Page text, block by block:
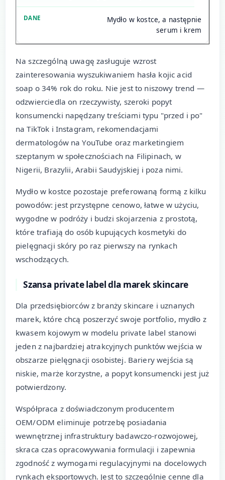
Mydło w kostce, a następnie
serum i krem
Na szczególną uwagę zasługuje wzrost
zainteresowania wyszukiwaniem hasła kojic acid
soap o 34% rok do roku. Nie jest to niszowy trend —
odzwierciedla on rzeczywisty, szeroki popyt
konsumencki napędzany treściami typu "przed i po"
na TikTok i Instagram, rekomendacjami
dermatologów na YouTube oraz marketingiem
szeptanym w społecznościach na Filipinach, w
Nigerii, Brazylii, Arabii Saudyjskiej i poza nimi.
Mydło w kostce pozostaje preferowaną formą z kilku
powodów: jest przystępne cenowo, łatwe w użyciu,
wygodne w podróży i budzi skojarzenia z prostotą,
które trafiają do osób kupujących kosmetyki do
pielęgnacji skóry po raz pierwszy na rynkach
wschodzących.
Szansa private label dla marek skincare
Dla przedsiębiorców z branży skincare i uznanych
marek, które chcą poszerzyć swoje portfolio, mydło z
kwasem kojowym w modelu private label stanowi
jeden z najbardziej atrakcyjnych punktów wejścia w
obszarze pielęgnacji osobistej. Bariery wejścia są
niskie, marże korzystne, a popyt konsumencki jest już
potwierdzony.
Współpraca z doświadczonym producentem
OEM/ODM eliminuje potrzebę posiadania
wewnętrznej infrastruktury badawczo-rozwojowej,
skraca czas opracowywania formulacji i zapewnia
zgodność z wymogami regulacyjnymi na docelowych
rynkach eksportowych. Jest to szczególnie cenne dla